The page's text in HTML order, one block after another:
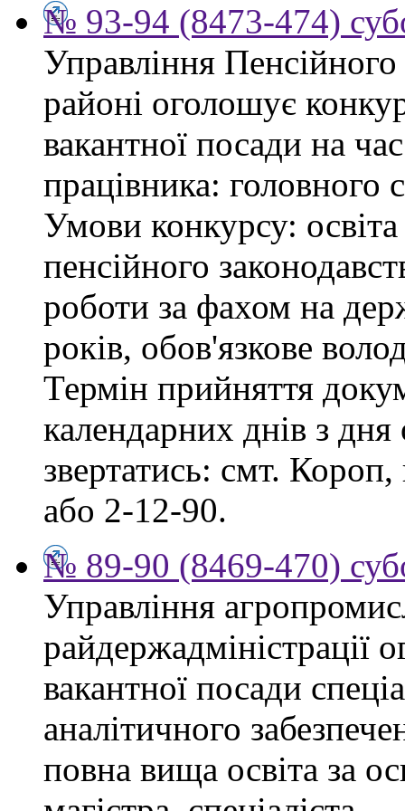
№ 93-94 (8473-474)
Управління
районі оголошує
вакантної посади на
працівника: головного
Умови конкурсу:
пенсійного
роботи за фахом на
років, обов'язкове
Термін прийняття
календарних днів з
звертатись: смт.
або 2-12-90.
№ 89-90 (8469-470)
Управління
райдержадміністрації
вакантної посади
аналітичного
повна вища освіта за